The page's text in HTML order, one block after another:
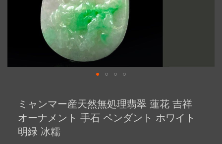
beginning
images
ミャンマー産天然無処理翡翠 蓮花 吉祥
オーナメント 手石 ペンダント ホワイト
明緑 冰糯